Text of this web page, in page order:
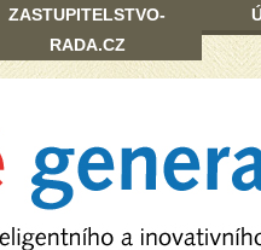
ZASTUPITELSTVO-
RADA.CZ